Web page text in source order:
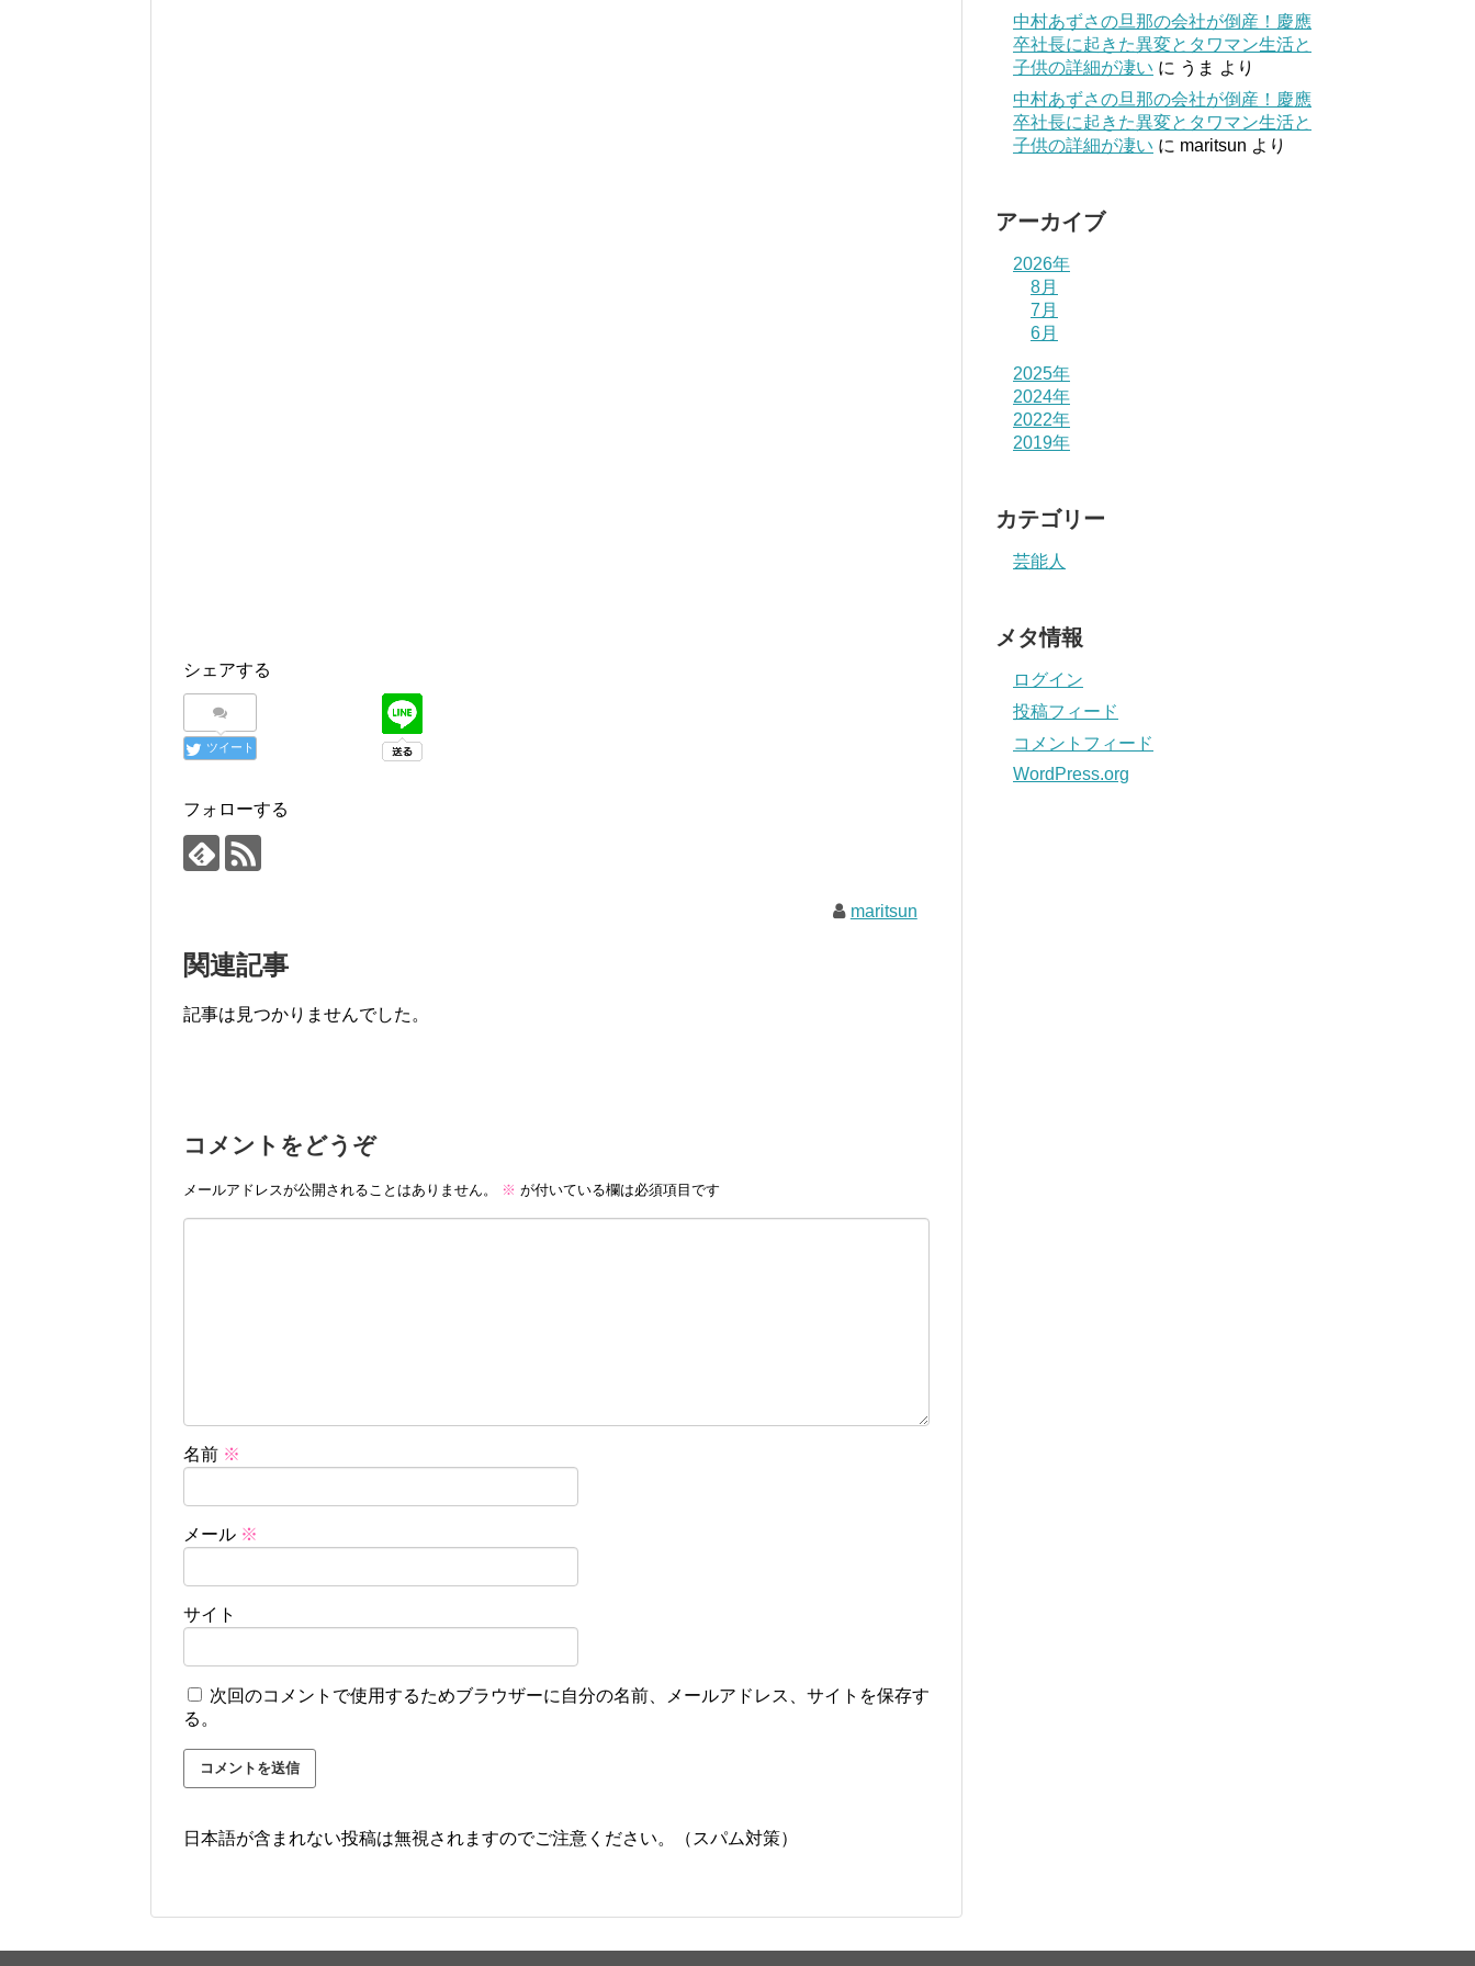
シェアする
ツイート
フォローする
maritsun
関連記事
記事は見つかりませんでした。
コメントをどうぞ
メールアドレスが公開されることはありません。 ※ が付いている欄は必須項目です
名前 ※
メール ※
サイト
次回のコメントで使用するためブラウザーに自分の名前、メールアドレス、サイトを保存す
る。
日本語が含まれない投稿は無視されますのでご注意ください。（スパム対策）
中村あずさの旦那の会社が倒産！慶應
卒社長に起きた異変とタワマン生活と
子供の詳細が凄い に うま より
中村あずさの旦那の会社が倒産！慶應
卒社長に起きた異変とタワマン生活と
子供の詳細が凄い に maritsun より
アーカイブ
2026年
8月
7月
6月
2025年
2024年
2022年
2019年
カテゴリー
芸能人
メタ情報
ログイン
投稿フィード
コメントフィード
WordPress.org